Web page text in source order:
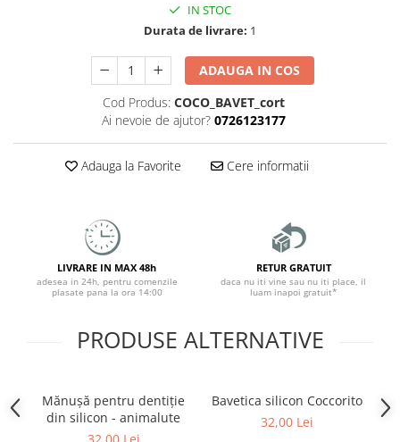
IN STOC
Durata de livrare: 1
ADAUGA IN COS
Cod Produs: COCO_BAVET_cort
Ai nevoie de ajutor? 0726123177
Adauga la Favorite Cere informatii
LIVRARE IN MAX 48h
adesea in 24h, pentru comenzile
plasate pana la ora 14:00
RETUR GRATUIT
daca nu iti vine sau nu iti place, il
luam inapoi gratuit*
PRODUSE ALTERNATIVE
Mănușă pentru dentiție
din silicon - animalute
32,00 Lei
Bavetica silicon Coccorito
32,00 Lei